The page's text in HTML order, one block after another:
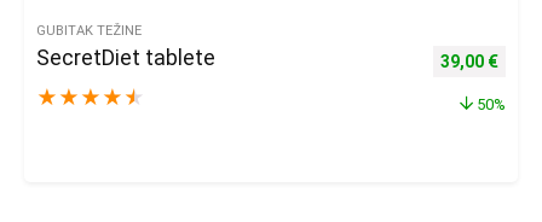
GUBITAK TEŽINE
SecretDiet tablete
★ ★ ★ ★ ★
Izvorna
39,00 €
50%